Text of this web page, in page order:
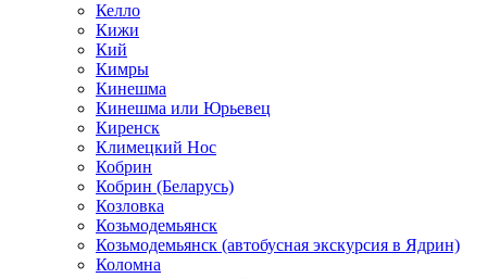
Келло
Кижи
Кий
Кимры
Кинешма
Кинешма или Юрьевец
Киренск
Климецкий Нос
Кобрин
Кобрин (Беларусь)
Козловка
Козьмодемьянск
Козьмодемьянск (автобусная экскурсия в Ядрин)
Коломна